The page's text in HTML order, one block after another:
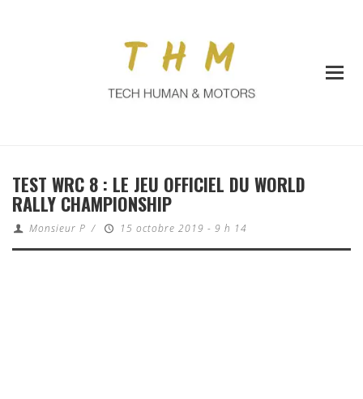
TEST WRC 8 : LE JEU OFFICIEL DU WORLD
RALLY CHAMPIONSHIP
Monsieur P / 15 octobre 2019 - 9 h 14